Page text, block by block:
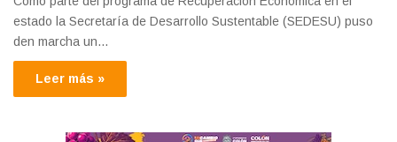
estado la Secretaría de Desarrollo Sustentable (SEDESU) puso
den marcha un…
Leer más »